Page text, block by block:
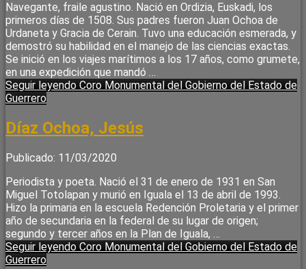
Navegante, fraile agustino. Nació en Ordizia, Euskadi, los
primeros días de 1508. Sus padres fueron Juan Ochoa de
Urdaneta y Gracia de Cerain. Tuvo una educación esmerada, y
demostró su habilidad en el manejo de las ciencias exactas.
Se inició en los viajes marítimos a los 17 años, como grumete,
en una expedición que mandó …
Seguir leyendo Coro Monumental del Gobierno del Estado de
Guerrero
Díaz Ochoa, Jesús
Publicado: 11/03/2020
Periodista y poeta. Nació el 31 de enero de 1931 en San
Miguel Totolapan y murió en Iguala el 13 de abril de 1993.
Hizo la primaria en la escuela Redención Proletaria y el primer
año de secundaria en la federal de su lugar de origen;
segundo y tercer años en la Plan de Iguala, …
Seguir leyendo Coro Monumental del Gobierno del Estado de
Guerrero